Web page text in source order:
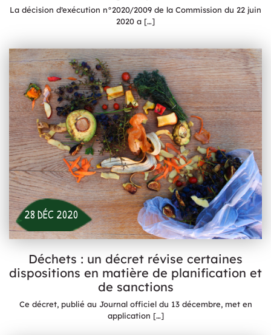
La décision d’exécution n°2020/2009 de la Commission du 22 juin
2020 a […]
28 DÉC 2020
Déchets : un décret révise certaines
dispositions en matière de planification et
de sanctions
Ce décret, publié au Journal officiel du 13 décembre, met en
application […]